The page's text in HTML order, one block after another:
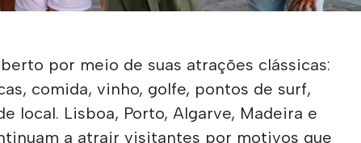
por meio de suas atrações clássicas:
comida, vinho, golfe, pontos de surf,
local. Lisboa, Porto, Algarve, Madeira e
a atrair visitantes por motivos que